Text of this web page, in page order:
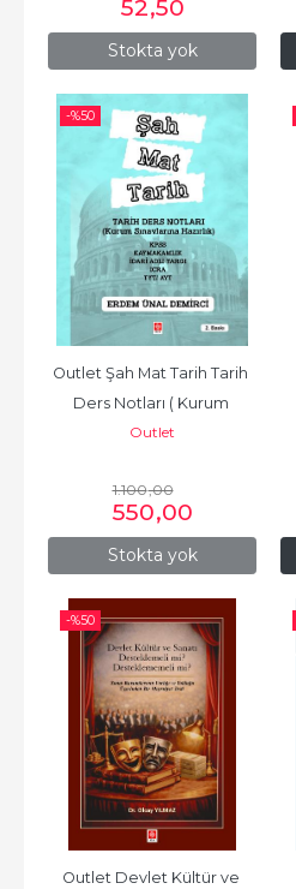
Stokta yok
52,50
-%50
Stokta yok
Outlet Şah Mat Tarih Tarih
Ders Notları ( Kurum
Sınavlarına Hazırlık )...
Outlet
1.100,00
550,00
-%50
Outlet Devlet Kültür ve